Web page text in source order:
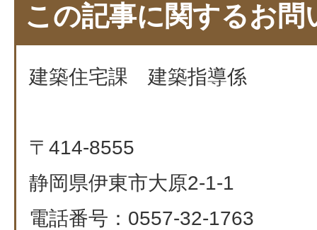
この記事に関するお問
建築住宅課 建築指導係
〒414-8555
静岡県伊東市大原2-1-1
電話番号：0557-32-1763